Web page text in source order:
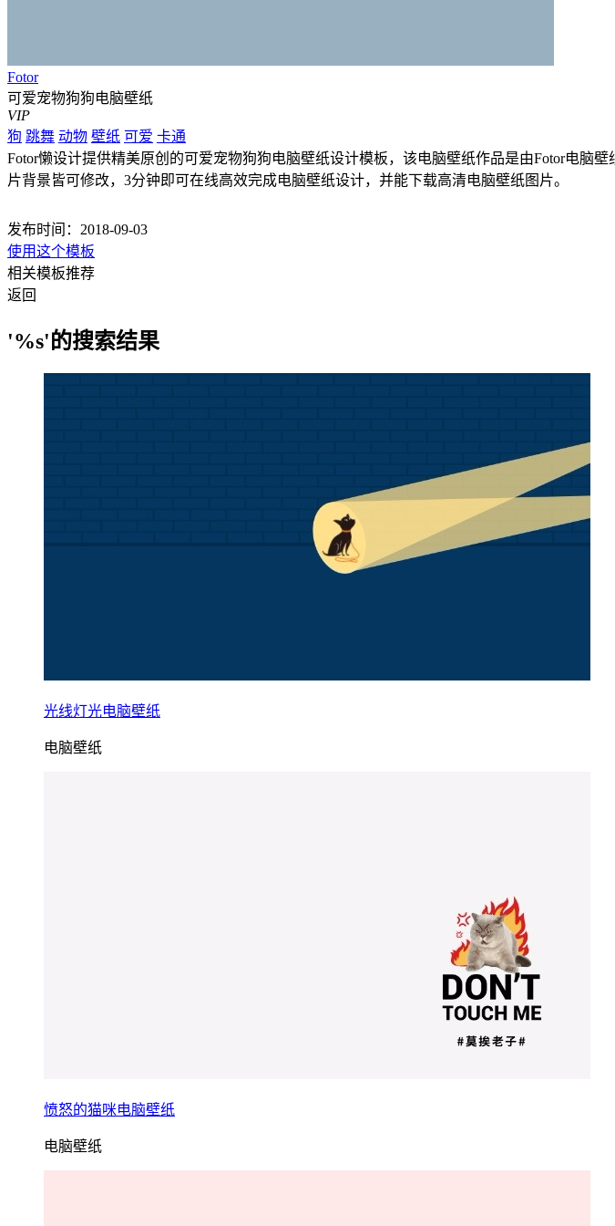
Fotor
可爱宠物狗狗电脑壁纸
VIP
狗 跳舞 动物 壁纸 可爱 卡通
Fotor懒设计提供精美原创的可爱宠物狗狗电脑壁纸设计模板，该电脑壁纸作品是由Fotor电脑
片背景皆可修改，3分钟即可在线高效完成电脑壁纸设计，并能下载高清电脑壁纸图片。
发布时间：2018-09-03
使用这个模板
相关模板推荐
返回
'%s'的搜索结果
光线灯光电脑壁纸
电脑壁纸
愤怒的猫咪电脑壁纸
电脑壁纸